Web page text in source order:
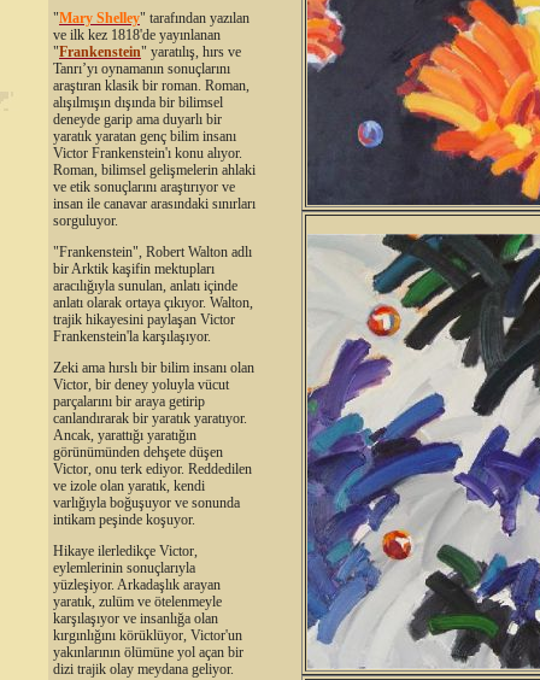
"Mary Shelley" tarafından yazılan
ve ilk kez 1818'de yayınlanan
"Frankenstein" yaratılış, hırs ve
Tanrı’yı oynamanın sonuçlarını
araştıran klasik bir roman. Roman,
alışılmışın dışında bir bilimsel
deneyde garip ama duyarlı bir
yaratık yaratan genç bilim insanı
Victor Frankenstein'ı konu alıyor.
Roman, bilimsel gelişmelerin ahlaki
ve etik sonuçlarını araştırıyor ve
insan ile canavar arasındaki sınırları
sorguluyor.
"Frankenstein", Robert Walton adlı
bir Arktik kaşifin mektupları
aracılığıyla sunulan, anlatı içinde
anlatı olarak ortaya çıkıyor. Walton,
trajik hikayesini paylaşan Victor
Frankenstein'la karşılaşıyor.
Zeki ama hırslı bir bilim insanı olan
Victor, bir deney yoluyla vücut
parçalarını bir araya getirip
canlandırarak bir yaratık yaratıyor.
Ancak, yarattığı yaratığın
görünümünden dehşete düşen
Victor, onu terk ediyor. Reddedilen
ve izole olan yaratık, kendi
varlığıyla boğuşuyor ve sonunda
intikam peşinde koşuyor.
Hikaye ilerledikçe Victor,
eylemlerinin sonuçlarıyla
yüzleşiyor. Arkadaşlık arayan
yaratık, zulüm ve ötelenmeyle
karşılaşıyor ve insanlığa olan
kırgınlığını körüklüyor, Victor'un
yakınlarının ölümüne yol açan bir
dizi trajik olay meydana geliyor.